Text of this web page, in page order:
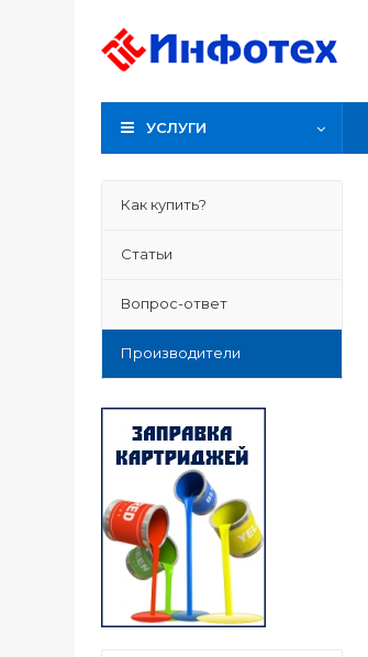
УСЛУГИ
Как купить?
Статьи
Вопрос-ответ
Производители